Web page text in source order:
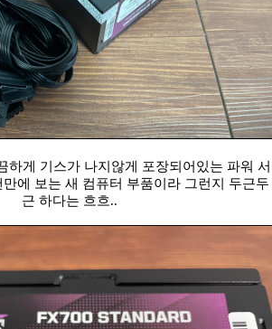
하게 기스가 나지않게 포장되어있는 파워 서
에 보는 새 컴퓨터 부품이라 그런지 두근두
근 하다는 흐흐..